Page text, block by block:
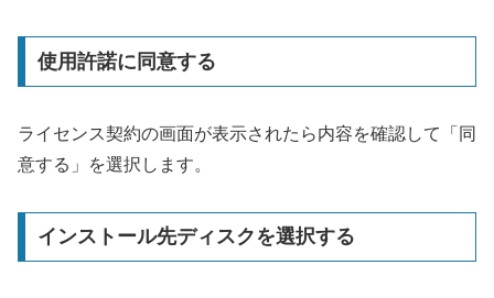
使用許諾に同意する
ライセンス契約の画面が表示されたら内容を確認して「同
意する」を選択します。
インストール先ディスクを選択する